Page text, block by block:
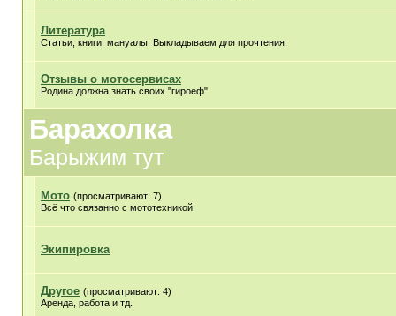
Литература
Статьи, книги, мануалы. Выкладываем для прочтения.
Отзывы о мотосервисах
Родина должна знать своих "гироеф"
Барахолка
Барыжим тут
Мото (просматривают: 7)
Всё что связанно с мототехникой
Экипировка
Другое (просматривают: 4)
Аренда, работа и тд.